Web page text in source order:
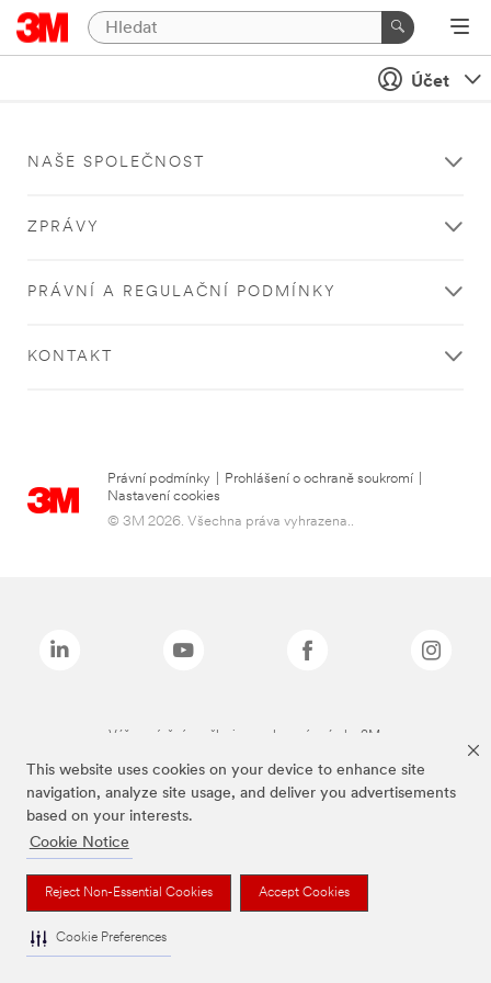
This website uses cookies on your device to enhance site
navigation, analyze site usage, and deliver you advertisements
based on your interests.
Cookie Notice
Reject Non-Essential Cookies Accept Cookies
Cookie Preferences
Účet
NAŠE SPOLEČNOST
ZPRÁVY
PRÁVNÍ A REGULAČNÍ PODMÍNKY
KONTAKT
Právní podmínky Prohlášení o ochraně soukromí
Nastavení cookies
© 3M 2026. Všechna práva vyhrazena..
Výše zmíněné značky jsou ochranné známky 3M.